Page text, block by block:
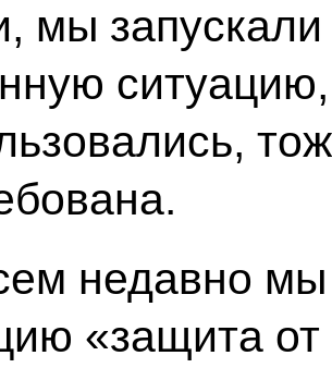
мы
недавно
«защита